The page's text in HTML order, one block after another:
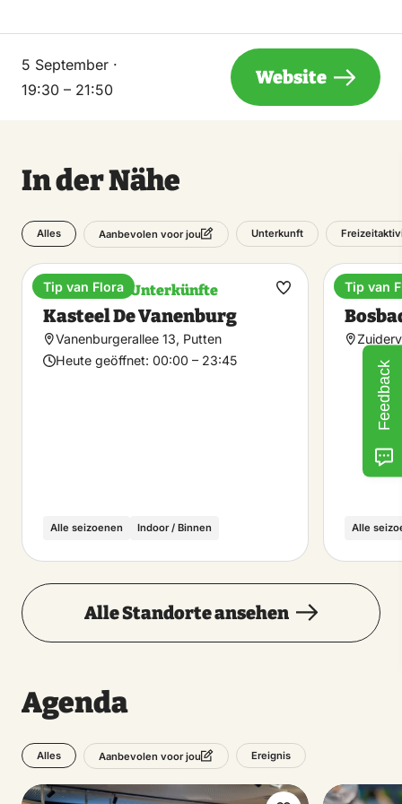
5 September ·
19:30 – 21:50
Website
In der Nähe
Alles Aanbevolen voor jou Unterkunft
Einzigartige Unterkünfte
Kasteel De Vanenburg
Vanenburgerallee 13, Putten
Heute geöffnet: 00:00 – 23:45
Alle seizoenen Indoor / Binnen
Tip van Flora
Favorit
Baden
Alle
Tip van
Alle Standorte ansehen
Agenda
Alles Aanbevolen voor jou Ereignis
Feedback